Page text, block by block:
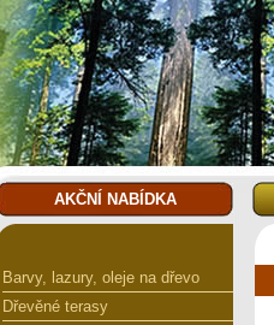
Barvy, lazury, oleje na dřevo
Dřevěné terasy
AKČNÍ NABÍDKA